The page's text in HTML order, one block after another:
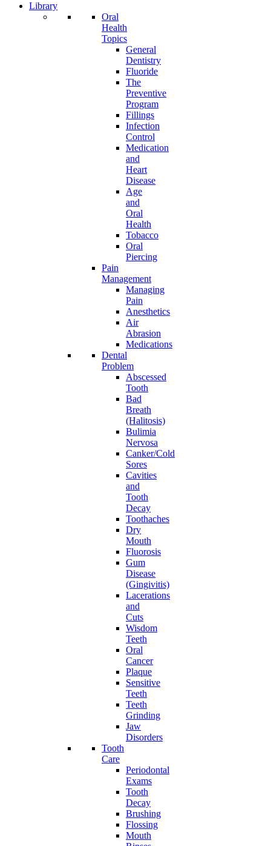
Library
Oral
Health
Topics
General
Dentistry
Fluoride
The
Preventive
Program
Fillings
Infection
Control
Medication
and
Heart
Disease
Age
and
Oral
Health
Tobacco
Oral
Piercing
Pain
Management
Managing
Pain
Anesthetics
Air
Abrasion
Medications
Dental
Problem
Abscessed
Tooth
Bad
Breath
(Halitosis)
Bulimia
Nervosa
Canker/Cold
Sores
Cavities
and
Tooth
Decay
Toothaches
Dry
Mouth
Fluorosis
Gum
Disease
(Gingivitis)
Lacerations
and
Cuts
Wisdom
Teeth
Oral
Cancer
Plaque
Sensitive
Teeth
Teeth
Grinding
Jaw
Disorders
Tooth
Care
Periodontal
Exams
Tooth
Decay
Brushing
Flossing
Mouth